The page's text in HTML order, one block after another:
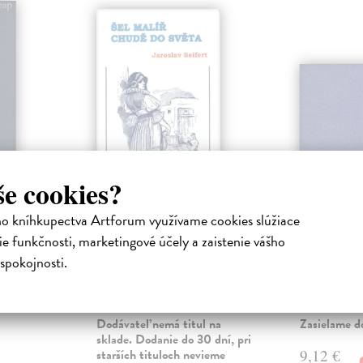
cookies?
kníhkupectva Artforum využívame cookies slúžiace
funkčnosti, marketingové účely a zaistenie vášho
Šel malíř chudě do
světa
Seifert Jaroslav| Kniha
Jedna z nejčtenějších a
Dodávateľ nemá titul na
sklade. Dodanie do 30 dní, pri
starších tituloch nevieme
Druhý
světa
Druhá
fotografa
Zasielame
9,12 €